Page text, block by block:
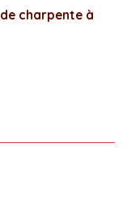
charpente à